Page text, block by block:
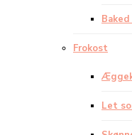
Frokost
Let